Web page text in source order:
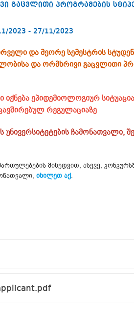
გაცვლითი პროგრამების
2023 - 27/11/2023
და მეორე სემესტრის
და ორმხრივი გაცვლითი
ეპიდემიოლოგიურ
რეგულაციაზე
ჩამონათვალი,
მიხედვით, ასევე,
იხილეთ აქ.